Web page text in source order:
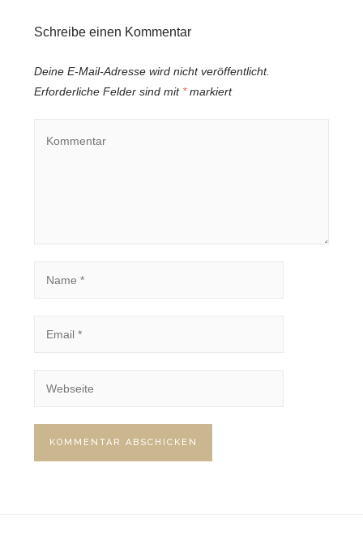
Schreibe einen Kommentar
Deine E-Mail-Adresse wird nicht veröffentlicht.
Erforderliche Felder sind mit *markiert